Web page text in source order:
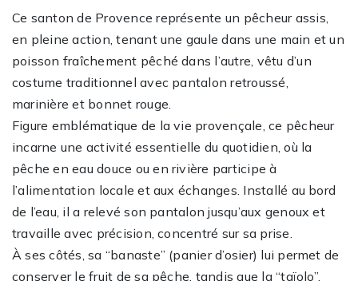
Ce santon de Provence représente un pêcheur assis,
en pleine action, tenant une gaule dans une main et un
poisson fraîchement pêché dans l’autre, vêtu d’un
costume traditionnel avec pantalon retroussé,
marinière et bonnet rouge.
Figure emblématique de la vie provençale, ce pêcheur
incarne une activité essentielle du quotidien, où la
pêche en eau douce ou en rivière participe à
l’alimentation locale et aux échanges. Installé au bord
de l’eau, il a relevé son pantalon jusqu’aux genoux et
travaille avec précision, concentré sur sa prise.
À ses côtés, sa “banaste” (panier d’osier) lui permet de
conserver le fruit de sa pêche, tandis que la “taïolo”,